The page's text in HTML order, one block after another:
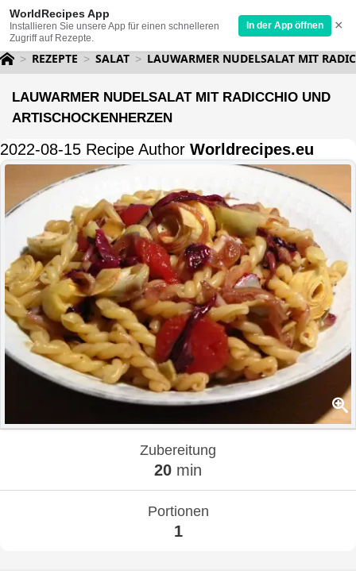
WorldRecipes App
Installieren Sie unsere App für einen schnelleren
Zugriff auf Rezepte.
In der App öffnen ×
REZEPTE SALAT LAUWARMER NUDELSALAT MIT
LAUWARMER NUDELSALAT MIT RADICCHIO UND
ARTISCHOCKENHERZEN
2022-08-15 Recipe Author Worldrecipes.eu
Zubereitung
20 min
Portionen
1